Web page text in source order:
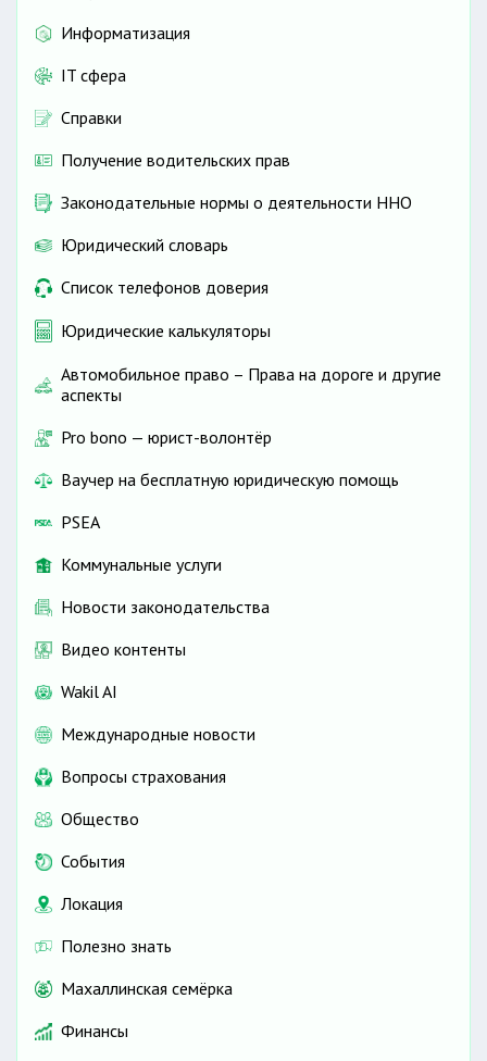
Информатизация
IT сфера
Справки
Получение водительских прав
Законодательные нормы о деятельности ННО
Юридический словарь
Список телефонов доверия
Юридические калькуляторы
Автомобильное право – Права на дороге и другие
аспекты
Pro bono — юрист-волонтёр
Ваучер на бесплатную юридическую помощь
PSEA
Коммунальные услуги
Новости законодательства
Видео контенты
Wakil AI
Международные новости
Вопросы страхования
Общество
События
Локация
Полезно знать
Махаллинская семёрка
Финансы